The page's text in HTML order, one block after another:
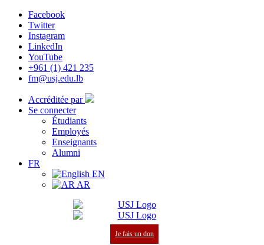
Facebook
Twitter
Instagram
LinkedIn
YouTube
+961 (1) 421 235
fm@usj.edu.lb
Accréditée par
Se connecter
Étudiants
Employés
Enseignants
Alumni
FR
EN
AR
Je fais un don